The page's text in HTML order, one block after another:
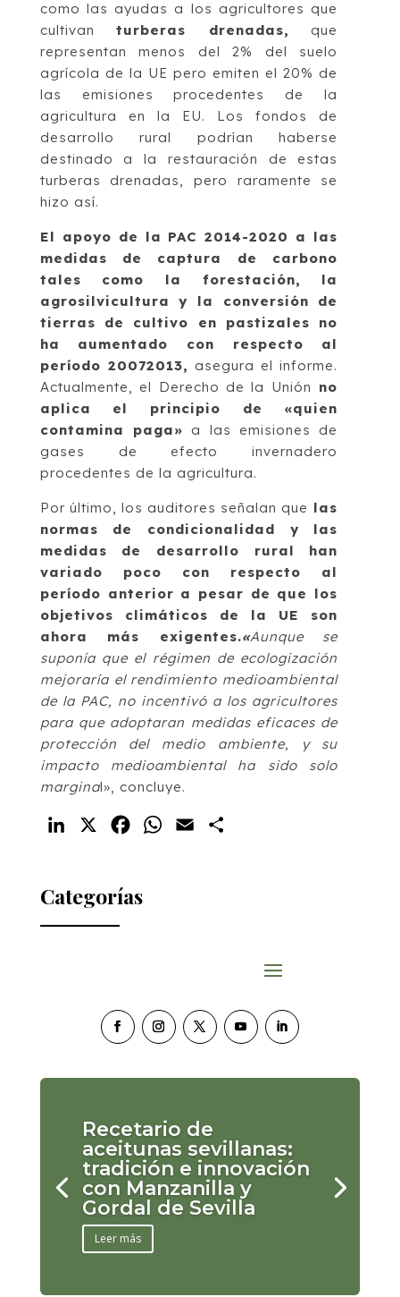
como las ayudas a los agricultores que
cultivanturberas drenadas, que
representan menos del 2% del suelo
agrícola de la UE pero emiten el 20% de
las emisiones procedentes de la
agricultura en la EU. Los fondos de
desarrollo rural podrían haberse
destinado a la restauración de estas
turberas drenadas, pero raramente se
hizo así.
El apoyo de la PAC 2014-2020 a las
medidas de captura de carbono
tales como la forestación, la
agrosilvicultura y la conversión de
tierras de cultivo en pastizales no
ha aumentado con respecto al
período 20072013, asegura el informe.
Actualmente, el Derecho de la Unión no
aplica el principio de «quien
contamina paga» a las emisiones de
gases de efecto invernadero
procedentes de la agricultura.
Por último, los auditores señalan que las
normas de condicionalidad y las
medidas de desarrollo rural han
variado poco con respecto al
período anterior a pesar de que los
objetivos climáticos de la UE son
ahora más exigentes.«Aunque se
suponía que el régimen de ecologización
mejoraría el rendimiento medioambiental
de la PAC, no incentivó a los agricultores
para que adoptaran medidas eficaces de
protección del medio ambiente, y su
impacto medioambiental ha sido solo
marginal», concluye.
LinkedIn FacebookWhatsApp
Email
Categorías
Recetario de
aceitunas sevillanas:
tradición e innovación
con Manzanilla y
Gordal de Sevilla
Leer más